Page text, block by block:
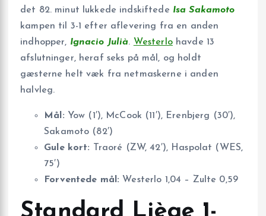
det 82. minut lukkede indskiftede Isa Sakamoto
kampen til 3-1 efter aflevering fra en anden
indhopper, Ignacio Julià. Westerlohavde 13
afslutninger, heraf seks på mål, og holdt
gæsterne helt væk fra netmaskerne i anden
halvleg.
Mål: Yow (1′), McCook (11′), Erenbjerg (30′),
Sakamoto (82′)
Gule kort: Traoré (ZW, 42′), Haspolat (WES,
75′)
Forventede mål: Westerlo 1,04 – Zulte 0,59